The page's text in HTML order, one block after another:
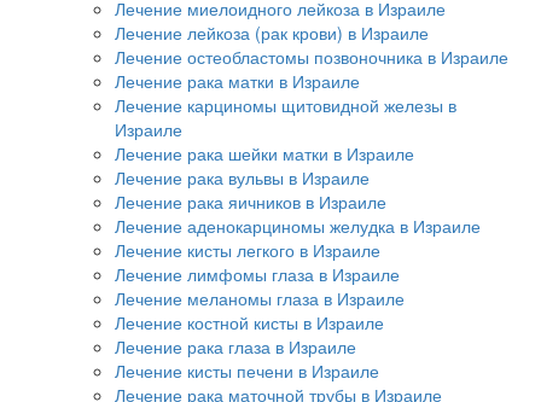
Лечение миелоидного лейкоза в Израиле
Лечение лейкоза (рак крови) в Израиле
Лечение остеобластомы позвоночника в Израиле
Лечение рака матки в Израиле
Лечение карциномы щитовидной железы в
Израиле
Лечение рака шейки матки в Израиле
Лечение рака вульвы в Израиле
Лечение рака яичников в Израиле
Лечение аденокарциномы желудка в Израиле
Лечение кисты легкого в Израиле
Лечение лимфомы глаза в Израиле
Лечение меланомы глаза в Израиле
Лечение костной кисты в Израиле
Лечение рака глаза в Израиле
Лечение кисты печени в Израиле
Лечение рака маточной трубы в Израиле